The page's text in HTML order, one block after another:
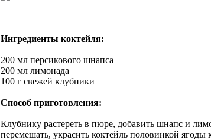
Ингредиенты коктейля:
200 мл персикового шнапса
200 мл лимонада
100 г свежей клубники
Способ приготовления:
Клубнику растереть в пюре, добавить шнапс и
перемешать, украсить коктейль половинкой ягоды